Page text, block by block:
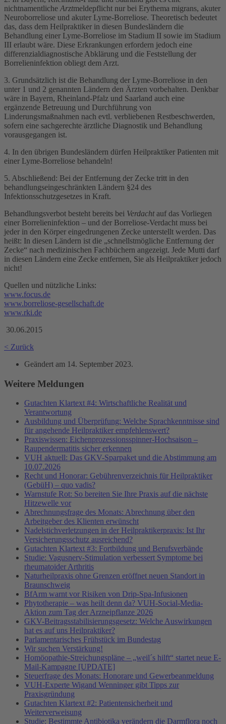
nichtnamentliche Arztmeldepflicht nur bei Erythema migrans, akuter
Neuroborreliose und akuter Lyme-Borreliose. Theoretisch bedeutet
das, dass dem Heilpraktiker in diesen Bundesländern die
Behandlung einer Lyme-Borreliose im Stadium II sowie im Stadium
III erlaubt wäre. Diese Erkrankungen erfordern jedoch eine
differenzialdiagnostische Abklärung und die Feststellung der
Borrelieninfektion obliegt dem Arzt.
3. Grundsätzlich ist die Behandlung der Lyme-Borreliose in den
unter 1 und 2 genannten Ländern den Ärzten vorbehalten. Denkbar
wäre in Bayern, Rheinland-Pfalz und Saarland auch eine
ergänzende Betreuung und Durchführung von
Linderungsmaßnahmen nach evtl. verbliebenen Restbeschwerden,
sofern eine sachgerechte ärztliche Diagnostik und Behandlung
vorausgegangen ist.
4. In den übrigen Bundesländern dürfen Heilpraktiker Patienten mit
einer Lyme-Borreliose behandeln!
5. Abschließend: Bei der Entfernung der Zecke tritt in den
behandlungseingeschränkten Ländern §24 des
Infektionsschutzgesetzes in Kraft.
Behandlungsverbot besteht bereits bei Verdachtauf das Vorliegen
einer Borrelieninfektion – und der Borreliose-Verdacht muss bei
jeder in den Körper eingedrungenen Zecke unterstellt werden. Das
heißt: In diesen Ländern ist die „schnellstmögliche Entfernung der
Zecke“ nach medizinischen Fachbüchern angezeigt. Jede Mutti darf
in diesen Ländern eine Zecke entfernen, Sie als Heilpraktiker jedoch
nicht!
Quellen und nützliche Links:
www.focus.de
www.borreliose-gesellschaft.de
www.rki.de
30.06.2015
< Zurück
Geändert am 14. September 2023.
Weitere Meldungen
Gutachten Klartext #4: Wirtschaftliche Realität und
Verantwortung
Ausbildung und Überprüfung: Welche Sprachkenntnisse sind
für angehende Heilpraktiker empfehlenswert?
Praxiswissen: Eichenprozessionsspinner-Hochsaison –
Raupendermatitis sicher erkennen
VUH aktuell: Das GKV-Sparpaket und die Abstimmung am
10.07.2026
Recht und Honorar: Gebührenverzeichnis für Heilpraktiker
(GebüH) – quo vadis?
Warnstufe Rot: So bereiten Sie Ihre Praxis auf die nächste
Hitzewelle vor
Abrechnungsfrage des Monats: Abrechnung über den
Arbeitgeber des Klienten erwünscht
Nadelstichverletzungen in der Heilpraktikerpraxis: Ist Ihr
Versicherungsschutz ausreichend?
Gutachten Klartext #3: Fortbildung und Berufsverbände
Studie: Vagusnerv-Stimulation verbessert Symptome bei
rheumatoider Arthritis
Naturheilpraxis ohne Grenzen eröffnet neuen Standort in
Braunschweig
BfArm warnt vor Risiken von Drip-Spa-Infusionen
Phytotherapie – was heilt denn da? VUH-Social-Media-
Aktion zum Tag der Arzneipflanze 2026
GKV-Beitragsstabilisierungsgesetz: Welche Auswirkungen
hat es auf uns Heilpraktiker?
Parlamentarisches Frühstück im Bundestag
Wir suchen Verstärkung!
Homöopathie-Streichungspläne – „weil´s hilft“ startet neue E-
Mail-Kampagne [UPDATE]
Steuerfrage des Monats: Honorare und Gewerbeanmeldung
VUH-Experte Wigand Wenninger gibt Tipps zur
Praxisgründung
Gutachten Klartext #2: Patientensicherheit und
Weiterverweisung
Studie: Bestimmte Antibiotika verändern die Darmflora noch